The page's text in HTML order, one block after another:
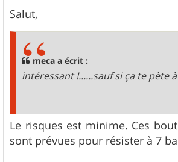
s
s
a
Salut,
meca a écrit :
intéressant !......sauf si ça te pète
Le risques est minime. Ces
sont prévues pour résister à 7